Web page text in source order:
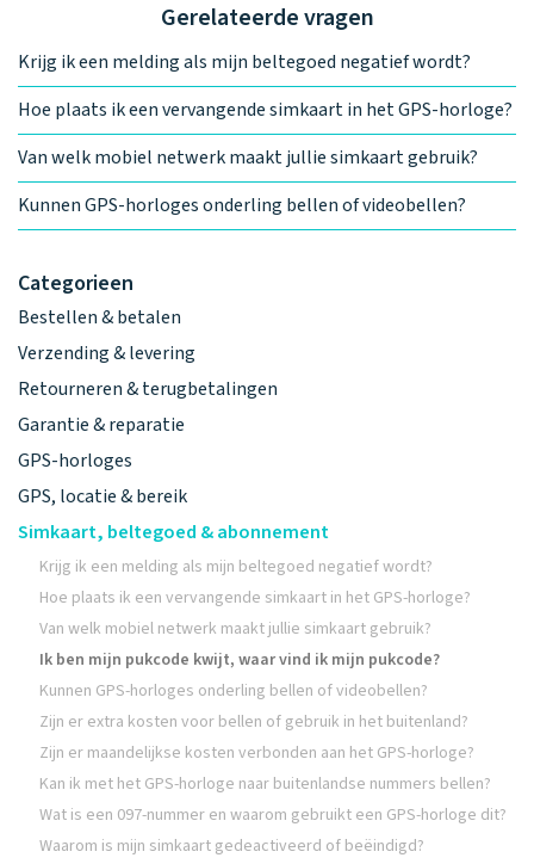
Categorieen
Bestellen & betalen
Verzending & levering
Retourneren & terugbetalingen
Garantie & reparatie
GPS-horloges
GPS, locatie & bereik
Simkaart, beltegoed & abonnement
Krijg ik een melding als mijn beltegoed negatief wordt?
Hoe plaats ik een vervangende simkaart in het GPS-horloge?
Van welk mobiel netwerk maakt jullie simkaart gebruik?
Ik ben mijn pukcode kwijt, waar vind ik mijn pukcode?
Kunnen GPS-horloges onderling bellen of videobellen?
Zijn er extra kosten voor bellen of gebruik in het buitenland?
Zijn er maandelijkse kosten verbonden aan het GPS-horloge?
Kan ik met het GPS-horloge naar buitenlandse nummers bellen?
Wat is een 097-nummer en waarom gebruikt een GPS-horloge dit?
Waarom is mijn simkaart gedeactiveerd of beëindigd?
Gerelateerde vragen
Krijg ik een melding als mijn beltegoed negatief wordt?
Hoe plaats ik een vervangende simkaart in het GPS-horloge?
Van welk mobiel netwerk maakt jullie simkaart gebruik?
Kunnen GPS-horloges onderling bellen of videobellen?